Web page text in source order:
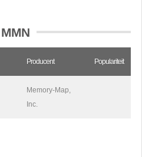
Producent Populariteit
Memory-Map,
Inc.